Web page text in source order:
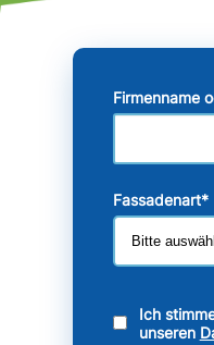
Firmenname
Fassadenart*
Ich
unseren